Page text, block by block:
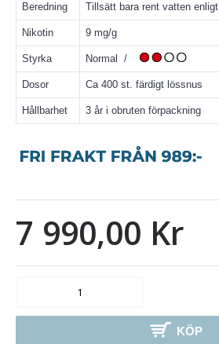
Beredning Tillsätt bara rent vatten enligt
Nikotin 9 mg/g
Styrka Normal /
Dosor Ca 400 st. färdigt lössnus
Hållbarhet 3 år i obruten förpackning
7 990,00 Kr
KÖP